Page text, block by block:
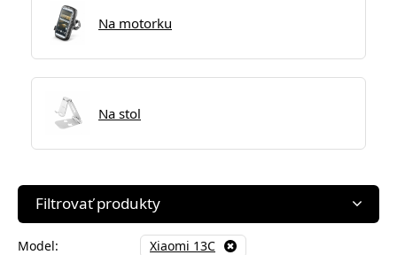
Na motorku
Na stol
Filtrovať produkty
Model: Xiaomi 13C